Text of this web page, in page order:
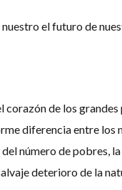
nuestro el futuro de
corazón de los
diferencia entre los
número de pobres,
deterioro de la